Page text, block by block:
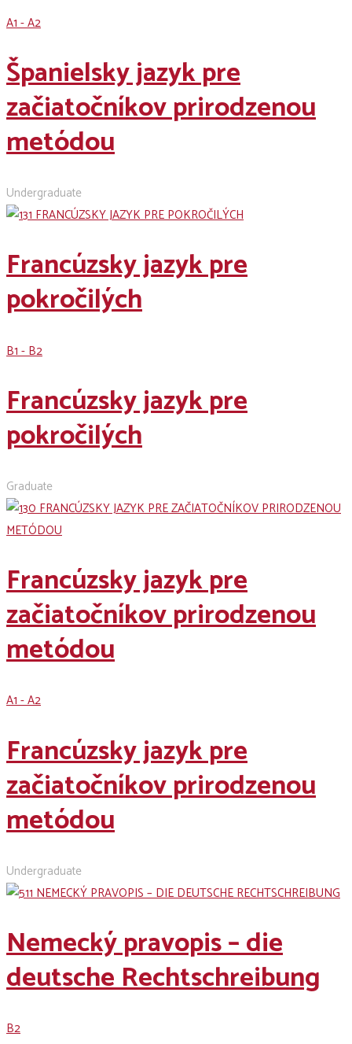
A1 - A2
Španielsky jazyk pre
začiatočníkov prirodzenou
metódou
Undergraduate
Francúzsky jazyk pre
pokročilých
B1 - B2
Francúzsky jazyk pre
pokročilých
Graduate
Francúzsky jazyk pre
začiatočníkov prirodzenou
metódou
A1 - A2
Francúzsky jazyk pre
začiatočníkov prirodzenou
metódou
Undergraduate
Nemecký pravopis – die
deutsche Rechtschreibung
B2